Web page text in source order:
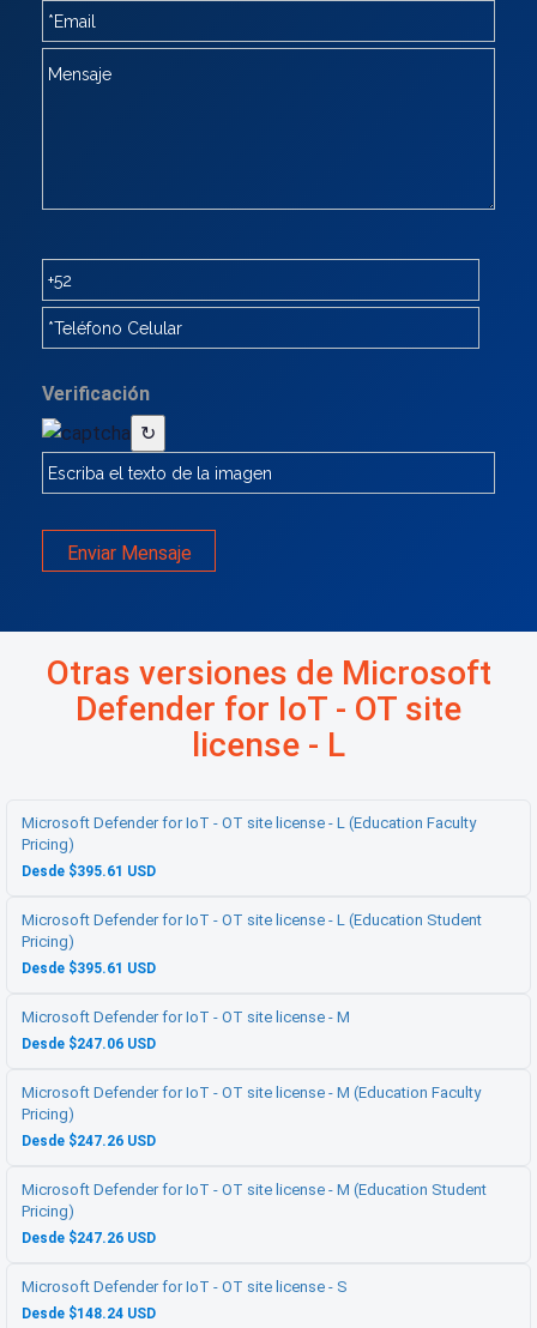
Verificación
↻
Enviar Mensaje
Otras versiones de Microsoft
Defender for IoT - OT site
license - L
Microsoft Defender for IoT - OT site license - L (Education Faculty
Pricing)
Desde $395.61 USD
Microsoft Defender for IoT - OT site license - L (Education Student
Pricing)
Desde $395.61 USD
Microsoft Defender for IoT - OT site license - M
Desde $247.06 USD
Microsoft Defender for IoT - OT site license - M (Education Faculty
Pricing)
Desde $247.26 USD
Microsoft Defender for IoT - OT site license - M (Education Student
Pricing)
Desde $247.26 USD
Microsoft Defender for IoT - OT site license - S
Desde $148.24 USD